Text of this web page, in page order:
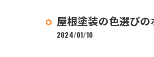
屋根塗装の色選び
2024/01/10